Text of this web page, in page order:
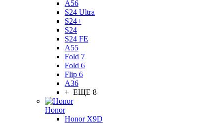
A56
S24 Ultra
S24+
S24
S24 FE
A55
Fold 7
Fold 6
Flip 6
A36
+ ЕЩЕ 8
Honor
Honor X9D